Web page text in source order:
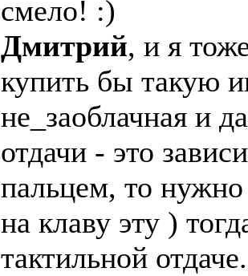
смело! :)
Дмитрий, и я
купить бы такую
не_заоблачная и
отдачи - это
пальцем, то нужно
на клаву эту )
тактильной